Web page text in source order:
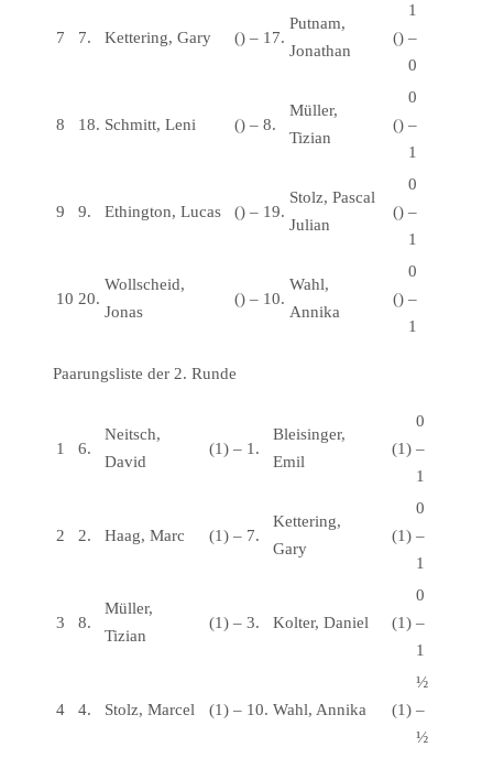
7 7. Kettering, Gary () – 17.
Putnam,
Jonathan
()
1
–
0
8 18. Schmitt, Leni () – 8.
Müller,
Tizian
()
0
–
1
9 9. Ethington, Lucas () – 19.
Stolz, Pascal
Julian
()
0
–
1
10 20.
Wollscheid,
Jonas
() – 10.
Wahl,
Annika
()
0
–
1
Paarungsliste der 2. Runde
1 6.
Neitsch,
David
(1) – 1.
Bleisinger,
Emil
(1)
0
–
1
2 2. Haag, Marc (1) – 7.
Kettering,
Gary
(1)
0
–
1
3 8.
Müller,
Tizian
(1) – 3. Kolter, Daniel (1)
0
–
1
4 4. Stolz, Marcel (1) – 10. Wahl, Annika (1)
½
–
½